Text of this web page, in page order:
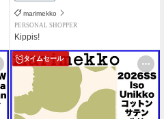
marimekko
PERSONAL SHOPPER
Kippis!
タイムセール